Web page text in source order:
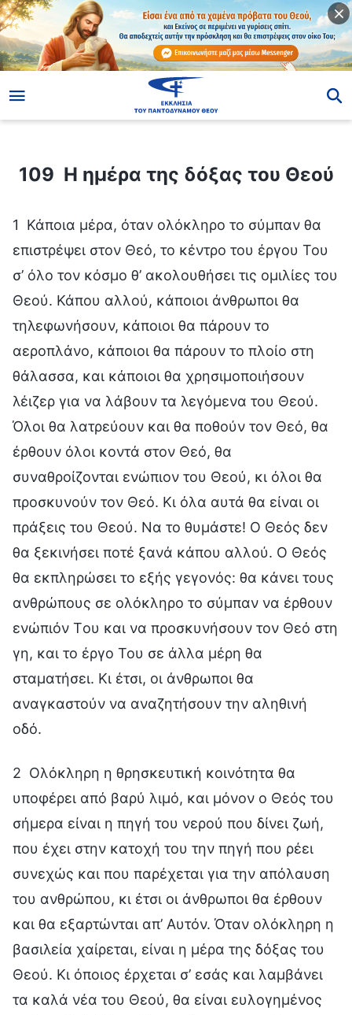
109 Η ημέρα της δόξας του Θεού
109 Η ημέρα της δόξας του Θεού
1 Κάποια μέρα, όταν ολόκληρο το σύμπαν θα
επιστρέψει στον Θεό, το κέντρο του έργου Του
σ’ όλο τον κόσμο θ’ ακολουθήσει τις ομιλίες του
Θεού. Κάπου αλλού, κάποιοι άνθρωποι θα
τηλεφωνήσουν, κάποιοι θα πάρουν το
αεροπλάνο, κάποιοι θα πάρουν το πλοίο στη
θάλασσα, και κάποιοι θα χρησιμοποιήσουν
λέιζερ για να λάβουν τα λεγόμενα του Θεού.
Όλοι θα λατρεύουν και θα ποθούν τον Θεό, θα
έρθουν όλοι κοντά στον Θεό, θα
συναθροίζονται ενώπιον του Θεού, κι όλοι θα
προσκυνούν τον Θεό. Κι όλα αυτά θα είναι οι
πράξεις του Θεού. Να το θυμάστε! Ο Θεός δεν
θα ξεκινήσει ποτέ ξανά κάπου αλλού. Ο Θεός
θα εκπληρώσει το εξής γεγονός: θα κάνει τους
ανθρώπους σε ολόκληρο το σύμπαν να έρθουν
ενώπιόν Tου και να προσκυνήσουν τον Θεό στη
γη, και το έργο Του σε άλλα μέρη θα
σταματήσει. Κι έτσι, οι άνθρωποι θα
αναγκαστούν να αναζητήσουν την αληθινή
οδό.
2 Ολόκληρη η θρησκευτική κοινότητα θα
υποφέρει από βαρύ λιμό, και μόνον ο Θεός του
σήμερα είναι η πηγή του νερού που δίνει ζωή,
που έχει στην κατοχή του την πηγή που ρέει
συνεχώς και που παρέχεται για την απόλαυση
του ανθρώπου, κι έτσι οι άνθρωποι θα έρθουν
και θα εξαρτώνται απ’ Αυτόν. Όταν ολόκληρη η
βασιλεία χαίρεται, είναι η μέρα της δόξας του
Θεού. Κι όποιος έρχεται σ’ εσάς και λαμβάνει
τα καλά νέα του Θεού, θα είναι ευλογημένος